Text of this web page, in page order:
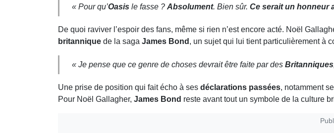
« Pour qu’Oasis le fasse ? Absolument. Bien sûr. Ce serait un honneur
De quoi raviver l’espoir des fans, même si rien n’est encore acté. Noël
britannique de la saga James Bond , un sujet qui lui tient particulièrement à
« Je pense que ce genre de choses devrait être faite par des Britanniques
Une prise de position qui fait écho à ses déclarations passées, notamment
Pour Noël Gallagher, James Bond reste avant tout un symbole de la culture